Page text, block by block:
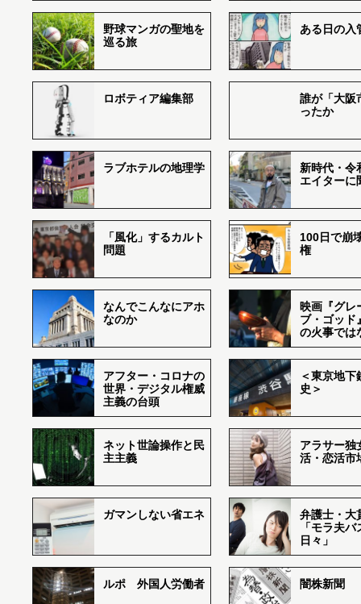
野球マンガの聖地を
巡る旅
ある日の入
ロボティア編集部
誰が「大阪
ったか
ラブホテルの地理学
新時代・令
エイターに
「風化」するカルト
問題
100日で崩
権
なんでこんなにアホ
なのか
映画『グレ
ブ・ゴッド
の火事では
アフター・コロナの
世界・デジタル権威
主義の台頭
＜東京地下
史＞
ネット世論操作と民
主主義
アラサー独
活・恋活市
ガマンしない省エネ
弁護士・大
「モラ夫
日々」
ルポ 外国人労働者 闇株新聞